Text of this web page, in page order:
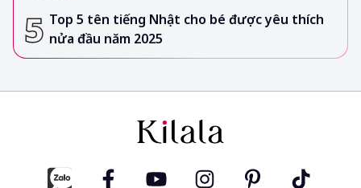
Top 5 tên tiếng Nhật cho bé được yêu thích
nửa đầu năm 2025